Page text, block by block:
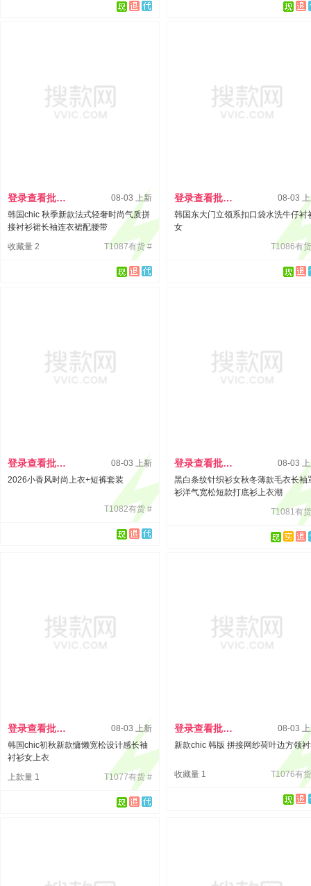
登录查看批发价
08-03 上新
韩国chic 秋季新款法式轻奢时尚气质拼
接衬衫裙长袖连衣裙配腰带
收藏量 2
T1087有货 #
登录查看批发价
08-03
韩国东大门立领系扣口袋水洗牛仔衬
女
T1086有
登录查看批发价
08-03 上新
2026小香风时尚上衣+短裤套装
T1082有货 #
登录查看批发价
08-03
黑白条纹针织衫女秋冬薄款毛衣长袖
衫洋气宽松短款打底衫上衣潮
T1081有
登录查看批发价
08-03 上新
韩国chic初秋新款慵懒宽松设计感长袖
衬衫女上衣
上款量 1
T1077有货 #
登录查看批发价
08-03
新款chic 韩版 拼接网纱荷叶边方领
收藏量 1 T1076有